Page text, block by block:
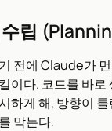
립
전에 Claude가
이다. 코드를 바로
하게 해, 방향이
막는다.